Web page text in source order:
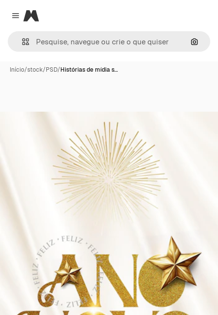
Close menu
Magnific
Início/stock/PSD/Histórias de mídia s…